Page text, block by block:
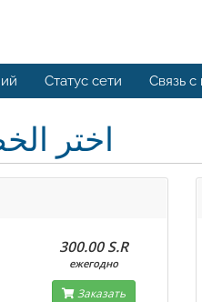
Статус сети Связь с
اختر
300.00 S.R
ежегодно
Заказать